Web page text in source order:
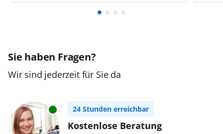
Sie haben Fragen?
Wir sind jederzeit für Sie da
24 Stunden erreichbar
Kostenlose Beratung